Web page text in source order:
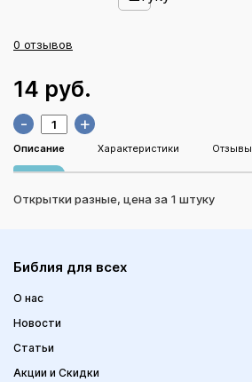
0 отзывов
14 руб.
- +
Описание Характеристики Отзывы
Открытки разные, цена за 1 штуку
Библия для всех
О нас
Новости
Статьи
Акции и Скидки